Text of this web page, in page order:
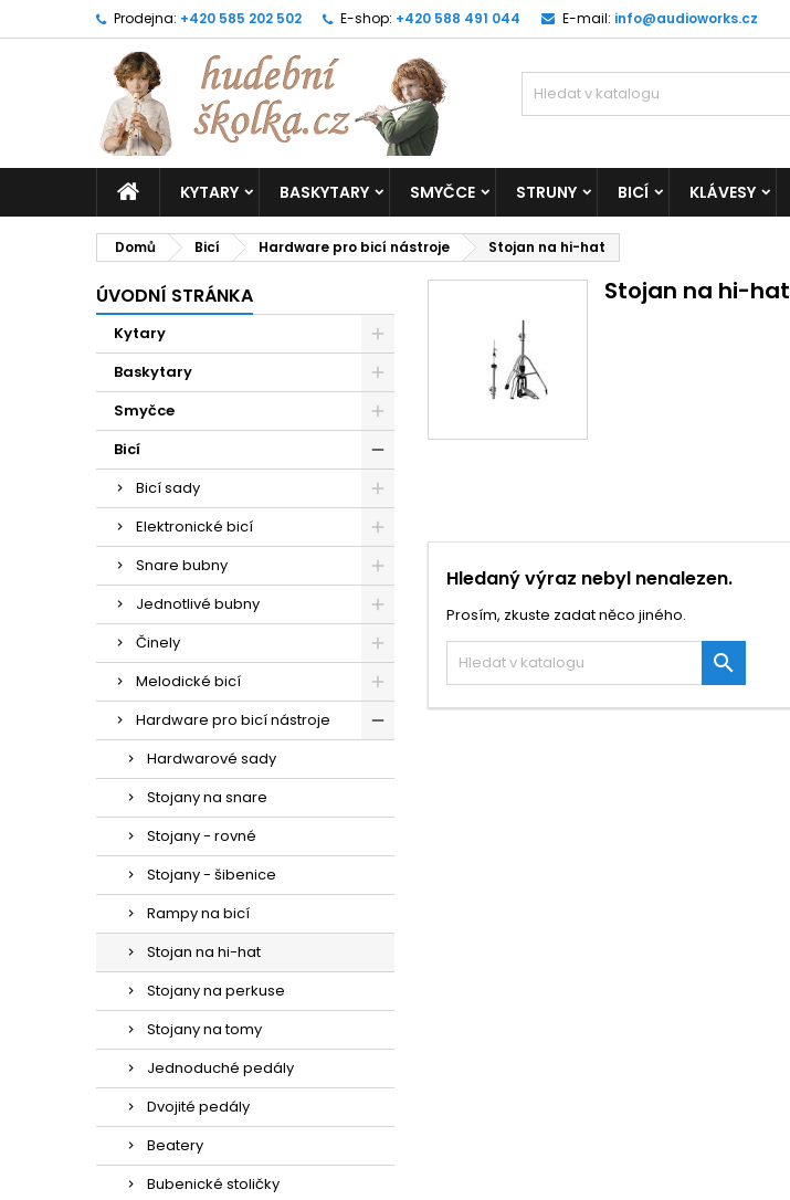
Prodejna: +420 585 202 502 E-shop: +420 588 491 044 E-mail: info@audioworks.cz
KYTARY BASKYTARY SMYČCE STRUNY BICÍ KLÁVESY
Domů Bicí Hardware pro bicí nástroje Stojan na hi-hat
ÚVODNÍ STRÁNKA
Kytary
Baskytary
Smyčce
Bicí
Bicí sady
Elektronické bicí
Snare bubny
Jednotlivé bubny
Činely
Melodické bicí
Hardware pro bicí nástroje
Hardwarové sady
Stojany na snare
Stojany - rovné
Stojany - šibenice
Rampy na bicí
Stojan na hi-hat
Stojany na perkuse
Stojany na tomy
Jednoduché pedály
Dvojité pedály
Beatery
Bubenické stoličky
Stojan na hi-hat
Hledaný výraz nebyl nenalezen.
Prosím, zkuste zadat něco jiného.
